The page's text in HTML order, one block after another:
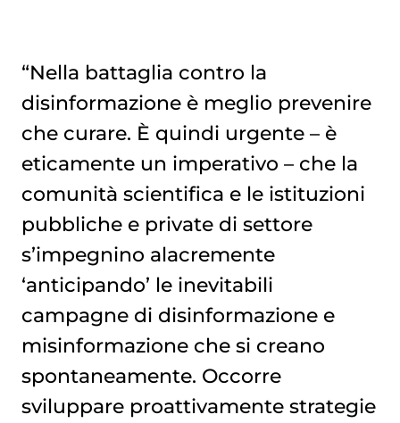
“Nella battaglia contro la
disinformazione è meglio prevenire
che curare. È quindi urgente – è
eticamente un imperativo – che la
comunità scientifica e le istituzioni
pubbliche e private di settore
s’impegnino alacremente
‘anticipando’ le inevitabili
campagne di disinformazione e
misinformazione che si creano
spontaneamente. Occorre
sviluppare proattivamente strategie